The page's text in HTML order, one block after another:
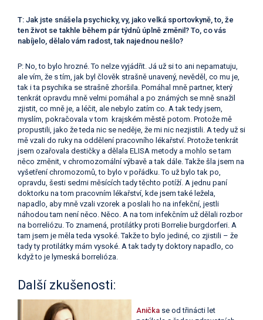
T: Jak jste snášela psychicky, vy, jako velká sportovkyně, to, že
ten život se takhle během pár týdnů úplně změnil? To, co vás
nabíjelo, dělalo vám radost, tak najednou nešlo?
P: No, to bylo hrozné. To nelze vyjádřit. Já už si to ani nepamatuju,
ale vím, že s tím, jak byl člověk strašně unavený, nevěděl, co mu je,
tak i ta psychika se strašně zhoršila. Pomáhal mně partner, který
tenkrát opravdu mně velmi pomáhal a po známých se mně snažil
zjistit, co mně je, a léčit, ale nebylo zatím co. A tak tedy jsem,
myslím, pokračovala v tom krajském městě potom. Protože mě
propustili, jako že teda nic se neděje, že mi nic nezjistili. A tedy už si
mě vzali do ruky na oddělení pracovního lékařství. Protože tenkrát
jsem ozařovala destičky a dělala ELISA metody a mohlo se tam
něco změnit, v chromozomální výbavě a tak dále. Takže šla jsem na
vyšetření chromozomů, to bylo v pořádku. To už bylo tak po,
opravdu, šesti sedmi měsících tady těchto potíží. A jednu paní
doktorku na tom pracovním lékařství, kde jsem také ležela,
napadlo, aby mně vzali vzorek a poslali ho na infekční, jestli
náhodou tam není něco. Něco. A na tom infekčním už dělali rozbor
na borreliózu. To znamená, protilátky proti Borrelie burgdorferi. A
tam jsem je měla teda vysoké. Takže to bylo jediné, co zjistili – že
tady ty protilátky mám vysoké. A tak tady ty doktory napadlo, co
když to je lymeská borrelióza.
Další zkušenosti:
Anička se od třinácti let